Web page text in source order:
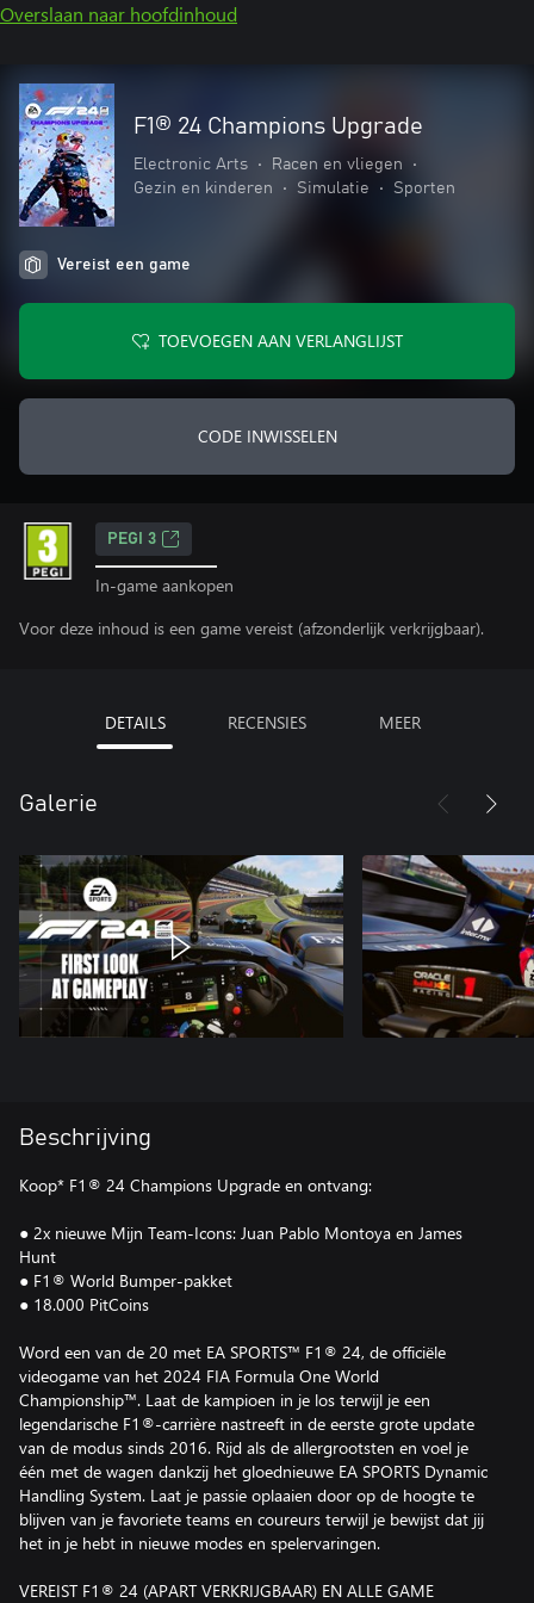
Overslaan naar hoofdinhoud
F1® 24 Champions Upgrade
Electronic Arts • Racen en vliegen
•
Gezin en kinderen
• Simulatie • Sporten
Vereist een game
TOEVOEGEN AAN VERLANGLIJST
CODE INWISSELEN
PEGI 3
In-game aankopen
Voor deze inhoud is een game vereist (afzonderlijk verkrijgbaar).
DETAILS RECENSIES MEER
Galerie
Beschrijving
Koop* F1® 24 Champions Upgrade en ontvang:
● 2x nieuwe Mijn Team-Icons: Juan Pablo Montoya en James
Hunt
● F1® World Bumper-pakket
● 18.000 PitCoins
Word een van de 20 met EA SPORTS™ F1® 24, de officiële
videogame van het 2024 FIA Formula One World
Championship™. Laat de kampioen in je los terwijl je een
legendarische F1®-carrière nastreeft in de eerste grote update
van de modus sinds 2016. Rijd als de allergrootsten en voel je
één met de wagen dankzij het gloednieuwe EA SPORTS Dynamic
Handling System. Laat je passie oplaaien door op de hoogte te
blijven van je favoriete teams en coureurs terwijl je bewijst dat jij
het in je hebt in nieuwe modes en spelervaringen.
VEREIST F1® 24 (APART VERKRIJGBAAR) EN ALLE GAME